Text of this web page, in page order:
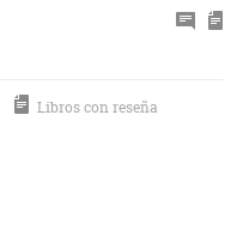
Libros con reseña